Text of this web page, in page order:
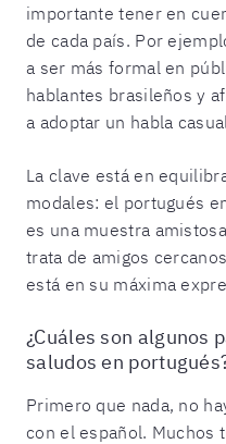
importante tener en
de cada país. Por
a ser más formal en
hablantes brasileños y
a adoptar un habla
La clave está en
modales: el portugués
es una muestra
trata de amigos
está en su máxima
¿Cuáles son algunos
saludos en
Primero que nada, no
con el español. Muchos